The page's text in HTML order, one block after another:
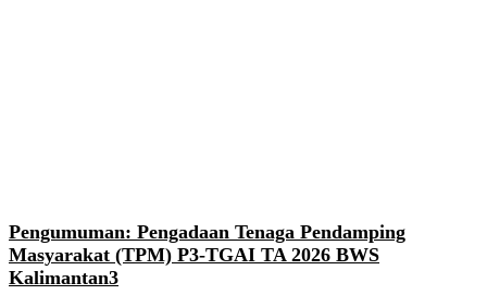
Pengumuman: Pengadaan Tenaga Pendamping
Masyarakat (TPM) P3-TGAI TA 2026 BWS
Kalimantan3